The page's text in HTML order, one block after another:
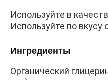
Используйте в
Используйте по вкусу
Ингредиенты
Органический